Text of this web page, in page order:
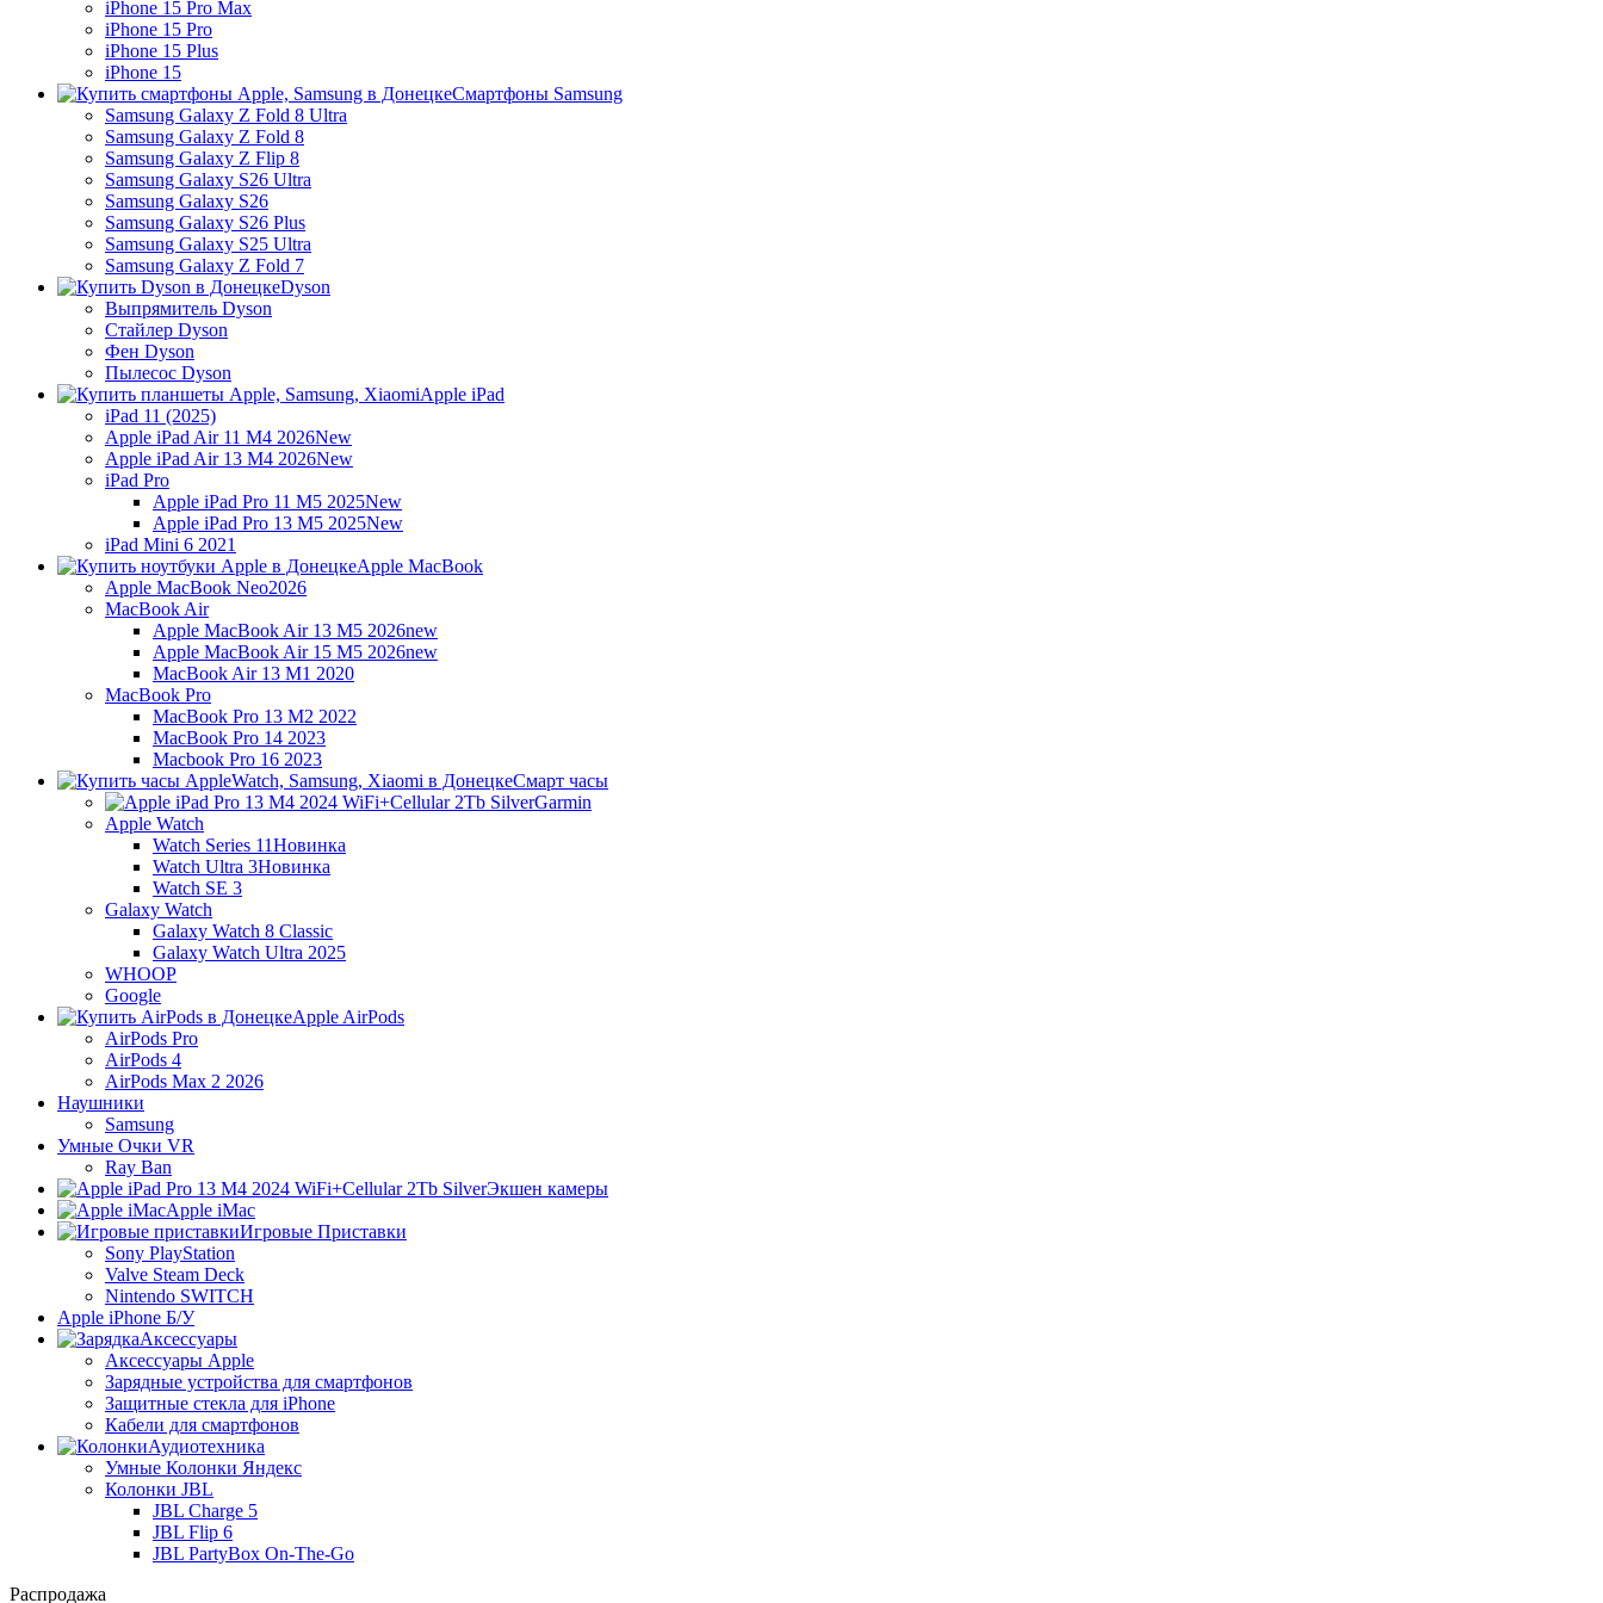
iPhone 15 Pro Max
iPhone 15 Pro
iPhone 15 Plus
iPhone 15
Смартфоны Samsung
Samsung Galaxy Z Fold 8 Ultra
Samsung Galaxy Z Fold 8
Samsung Galaxy Z Flip 8
Samsung Galaxy S26 Ultra
Samsung Galaxy S26
Samsung Galaxy S26 Plus
Samsung Galaxy S25 Ultra
Samsung Galaxy Z Fold 7
Dyson
Выпрямитель Dyson
Стайлер Dyson
Фен Dyson
Пылесос Dyson
Apple iPad
iPad 11 (2025)
Apple iPad Air 11 M4 2026New
Apple iPad Air 13 M4 2026New
iPad Pro
Apple iPad Pro 11 M5 2025New
Apple iPad Pro 13 M5 2025New
iPad Mini 6 2021
Apple MacBook
Apple MacBook Neo2026
MacBook Air
Apple MacBook Air 13 M5 2026new
Apple MacBook Air 15 M5 2026new
MacBook Air 13 M1 2020
MacBook Pro
MacBook Pro 13 M2 2022
MacBook Pro 14 2023
Macbook Pro 16 2023
Смарт часы
Garmin
Apple Watch
Watch Series 11Новинка
Watch Ultra 3Новинка
Watch SE 3
Galaxy Watch
Galaxy Watch 8 Classic
Galaxy Watch Ultra 2025
WHOOP
Google
Apple AirPods
AirPods Pro
AirPods 4
AirPods Max 2 2026
Наушники
Samsung
Умные Очки VR
Ray Ban
Экшен камеры
Apple iMac
Игровые Приставки
Sony PlayStation
Valve Steam Deck
Nintendo SWITCH
Apple iPhone Б/У
Аксессуары
Аксессуары Apple
Зарядные устройства для смартфонов
Защитные стекла для iPhone
Кабели для смартфонов
Аудиотехника
Умные Колонки Яндекс
Колонки JBL
JBL Charge 5
JBL Flip 6
JBL PartyBox On-The-Go
Распродажа